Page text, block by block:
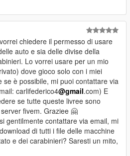
chiedere il permesso di usare
auto e sia delle divise della
Lo vorrei usare per un mio
dove gioco solo con i miei
se è possibile, mi puoi contattare via
carlifederico4@gmail.com) E
se tutte queste livree sono
fivem. Graziee 🤗
gentilmente contattare via email, mi
di tutti i file delle macchine
e dei carabinieri? Saresti un mito,